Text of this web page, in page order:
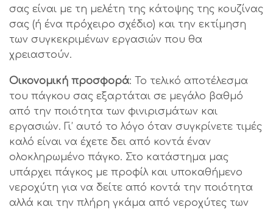
σας είναι με τη μελέτη της κάτοψης της κουζίνας
σας (ή ένα πρόχειρο σχέδιο) και την εκτίμηση
των συγκεκριμένων εργασιών που θα
χρειαστούν.
Οικονομική προσφορά: Το τελικό αποτέλεσμα
του πάγκου σας εξαρτάται σε μεγάλο βαθμό
από την ποιότητα των φινιρισμάτων και
εργασιών. Γι’ αυτό το λόγο όταν συγκρίνετε τιμές
καλό είναι να έχετε δει από κοντά έναν
ολοκληρωμένο πάγκο. Στο κατάστημα μας
υπάρχει πάγκος με προφίλ και υποκαθήμενο
νεροχύτη για να δείτε από κοντά την ποιότητα
αλλά και την πλήρη γκάμα από νεροχύτες των